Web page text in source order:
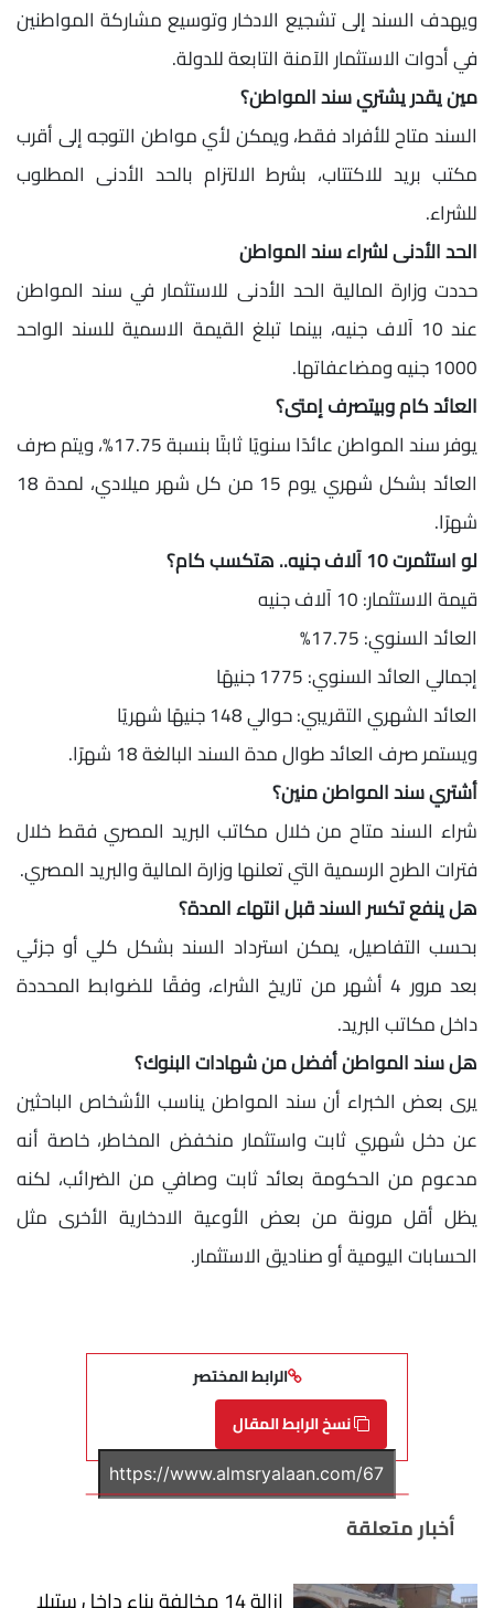
ويهدف السند إلى تشجيع الادخار وتوسيع مشاركة المواطنين
في أدوات الاستثمار الآمنة التابعة للدولة.
مين يقدر يشتري سند المواطن؟
السند متاح للأفراد فقط، ويمكن لأي مواطن التوجه إلى أقرب
مكتب بريد للاكتتاب، بشرط الالتزام بالحد الأدنى المطلوب
للشراء.
الحد الأدنى لشراء سند المواطن
حددت وزارة المالية الحد الأدنى للاستثمار في سند المواطن
عند 10 آلاف جنيه، بينما تبلغ القيمة الاسمية للسند الواحد
1000 جنيه ومضاعفاتها.
العائد كام وبيتصرف إمتى؟
يوفر سند المواطن عائدًا سنويًا ثابتًا بنسبة 17.75%، ويتم صرف
العائد بشكل شهري يوم 15 من كل شهر ميلادي، لمدة 18
شهرًا.
لو استثمرت 10 آلاف جنيه.. هتكسب كام؟
قيمة الاستثمار: 10 آلاف جنيه
العائد السنوي: 17.75%
إجمالي العائد السنوي: 1775 جنيهًا
العائد الشهري التقريبي: حوالي 148 جنيهًا شهريًا
ويستمر صرف العائد طوال مدة السند البالغة 18 شهرًا.
أشتري سند المواطن منين؟
شراء السند متاح من خلال مكاتب البريد المصري فقط خلال
فترات الطرح الرسمية التي تعلنها وزارة المالية والبريد المصري.
هل ينفع تكسر السند قبل انتهاء المدة؟
بحسب التفاصيل، يمكن استرداد السند بشكل كلي أو جزئي
بعد مرور 4 أشهر من تاريخ الشراء، وفقًا للضوابط المحددة
داخل مكاتب البريد.
هل سند المواطن أفضل من شهادات البنوك؟
يرى بعض الخبراء أن سند المواطن يناسب الأشخاص الباحثين
عن دخل شهري ثابت واستثمار منخفض المخاطر، خاصة أنه
مدعوم من الحكومة بعائد ثابت وصافي من الضرائب، لكنه
يظل أقل مرونة من بعض الأوعية الادخارية الأخرى مثل
الحسابات اليومية أو صناديق الاستثمار.
الرابط المختصر
نسخ الرابط المقال
أخبار متعلقة
إزالة 14 مخالفة بناء داخل ستيلا